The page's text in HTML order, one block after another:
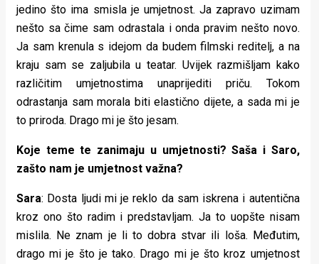
jedino što ima smisla je umjetnost. Ja zapravo uzimam
nešto sa čime sam odrastala i onda pravim nešto novo.
Ja sam krenula s idejom da budem filmski reditelj, a na
kraju sam se zaljubila u teatar. Uvijek razmišljam kako
različitim umjetnostima unaprijediti priču. Tokom
odrastanja sam morala biti elastično dijete, a sada mi je
to priroda. Drago mi je što jesam.
Koje teme te zanimaju u umjetnosti? Saša i Saro,
zašto nam je umjetnost važna?
Sara: Dosta ljudi mi je reklo da sam iskrena i autentična
kroz ono što radim i predstavljam. Ja to uopšte nisam
mislila. Ne znam je li to dobra stvar ili loša. Međutim,
drago mi je što je tako. Drago mi je što kroz umjetnost